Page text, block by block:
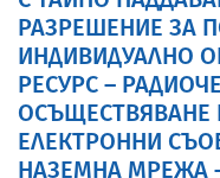
РАЗРЕШЕНИЕ ЗА
ИНДИВИДУАЛНО
РЕСУРС –
ОСЪЩЕСТВЯВАНЕ
ЕЛЕКТРОННИ
НАЗЕМНА МРЕЖА